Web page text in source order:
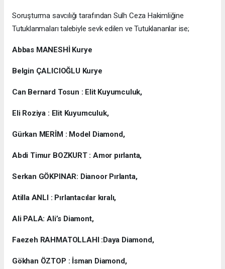
Soruşturma savcılığı tarafından Sulh Ceza Hakimliğine
Tutuklanmaları talebiyle sevk edilen ve Tutuklananlar ise;
Abbas MANESHİ Kurye
Belgin ÇALICIOĞLU Kurye
Can Bernard Tosun : Elit Kuyumculuk,
Eli Roziya : Elit Kuyumculuk,
Gürkan MERİM : Model Diamond,
Abdi Timur BOZKURT : Amor pırlanta,
Serkan GÖKPINAR: Dianoor Pırlanta,
Atilla ANLI : Pırlantacılar kıralı,
Ali PALA: Ali’s Diamont,
Faezeh RAHMATOLLAHI :Daya Diamond,
Gökhan ÖZTOP : İsman Diamond,